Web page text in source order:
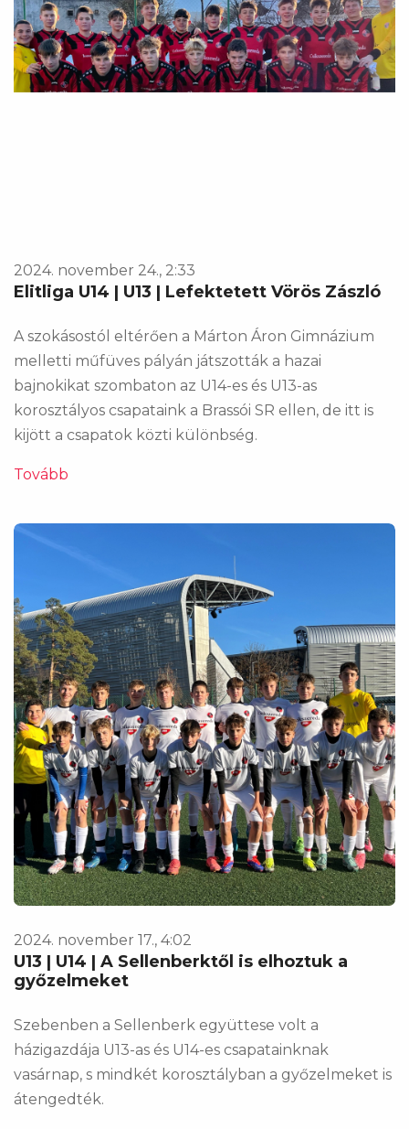
2024. november 24., 2:33
Elitliga U14 | U13 | Lefektetett Vörös Zászló
A szokásostól eltérően a Márton Áron Gimnázium
melletti műfüves pályán játszották a hazai
bajnokikat szombaton az U14-es és U13-as
korosztályos csapataink a Brassói SR ellen, de itt is
kijött a csapatok közti különbség.
Tovább
2024. november 17., 4:02
U13 | U14 | A Sellenberktől is elhoztuk a
győzelmeket
Szebenben a Sellenberk együttese volt a
házigazdája U13-as és U14-es csapatainknak
vasárnap, s mindkét korosztályban a győzelmeket is
átengedték.